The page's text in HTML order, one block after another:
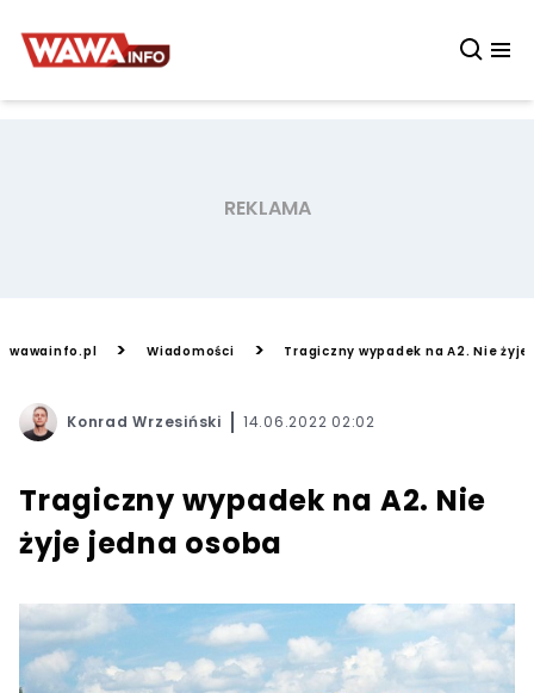
wawainfo.pl > Wiadomości > Tragiczny wypadek na A2. Nie
Konrad Wrzesiński 14.06.2022 02:02
Tragiczny wypadek na A2. Nie
żyje jedna osoba